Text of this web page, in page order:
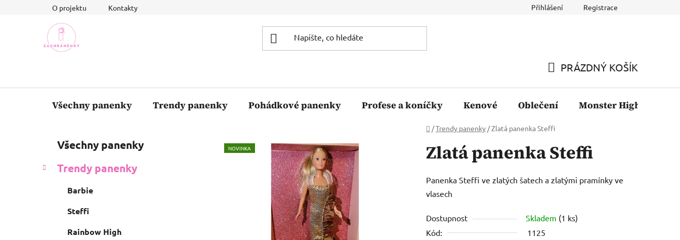
O projektu Kontakty Přihlášení Registrace
KOŠÍK
PRÁZDNÝ KOŠÍK
Všechny panenky Trendy panenky Pohádkové panenky Profese a koníčky Kenové Oblečení Monster High
Domů
/Trendy panenky /Zlatá panenka Steffi
s
Přeskočit
kategorie
e
Všechny panenky
Trendy panenky
Barbie
Steffi
Rainbow High
Zlatá panenka Steffi
Panenka Steffi ve zlatých šatech a zlatými pramínky ve
vlasech
Dostupnost Skladem (1 ks)
Kód:
1125
NOVINKA